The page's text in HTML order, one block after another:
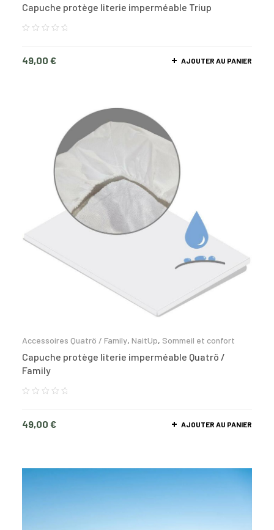
Capuche protège literie imperméable Triup
49,00 € AJOUTER AU PANIER
Accessoires Quatrö / Family, NaitUp, Sommeil et confort
Capuche protège literie imperméable Quatrö /
Family
49,00 € AJOUTER AU PANIER